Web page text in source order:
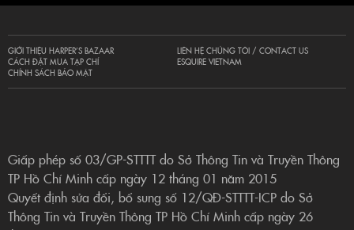
GIỚI THIỆU HARPER’S BAZAAR
CÁCH ĐẶT MUA TẠP CHÍ
CHÍNH SÁCH BẢO MẬT
LIÊN HỆ CHÚNG TÔI / CONTACT US
ESQUIRE VIETNAM
Giấp phép số 03/GP-STTTT do Sở Thông Tin và Truyền Thông
TP Hồ Chí Minh cấp ngày 12 tháng 01 năm 2015
Quyết định sửa đổi, bổ sung số 12/QĐ-STTTT-ICP do Sở
Thông Tin và Truyền Thông TP Hồ Chí Minh cấp ngày 26